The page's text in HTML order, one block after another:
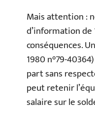
Mais attention :
d’information de
conséquences.
1980 n°79-
part sans
peut retenir
salaire sur le